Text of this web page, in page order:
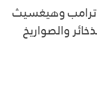
وهيغسيث
والصواريخ